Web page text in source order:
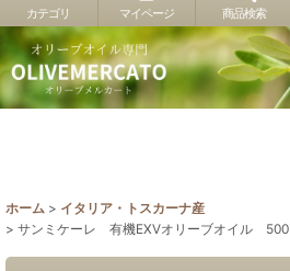
カテゴリ マイページ 商品検索
ホーム > イタリア・トスカーナ産
> サンミケーレ 有機EXVオリーブオイル 500